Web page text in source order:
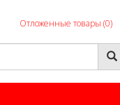
Отложенные товары (0)